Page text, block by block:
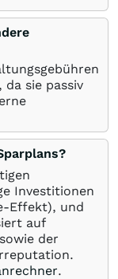
sie passiv
Investitionen
Effekt), und
auf
der
.